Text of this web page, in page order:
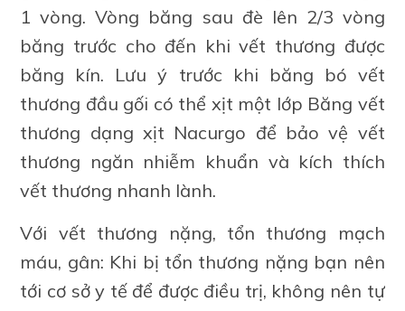
1 vòng. Vòng băng sau đè lên 2/3 vòng
băng trước cho đến khi vết thương được
băng kín. Lưu ý trước khi băng bó vết
thương đầu gối có thể xịt một lớp Băng vết
thương dạng xịt Nacurgo để bảo vệ vết
thương ngăn nhiễm khuẩn và kích thích
vết thương nhanh lành.
Với vết thương nặng, tổn thương mạch
máu, gân: Khi bị tổn thương nặng bạn nên
tới cơ sở y tế để được điều trị, không nên tự